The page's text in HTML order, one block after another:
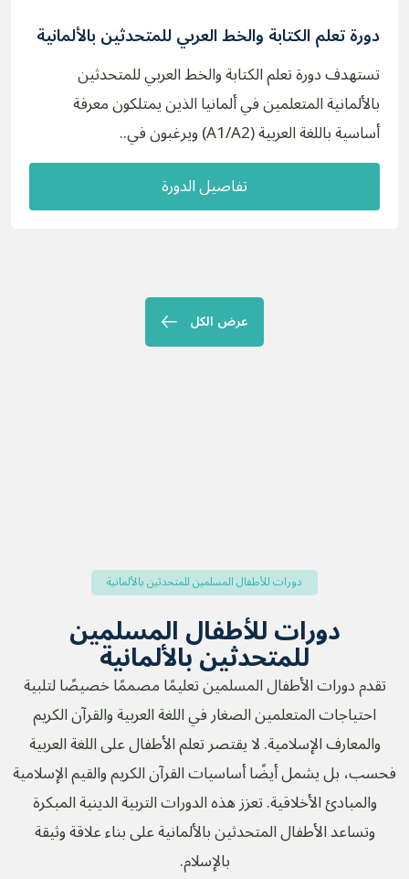
دورة تعلم الكتابة والخط العربي للمتحدثين بالألمانية
تستهدف دورة تعلم الكتابة والخط العربي للمتحدثين
بالألمانية المتعلمين في ألمانيا الذين يمتلكون معرفة
أساسية باللغة العربية (A1/A2) ويرغبون في..
تفاصيل الدورة
عرض الكل
دورات للأطفال المسلمين للمتحدثين بالألمانية
دورات للأطفال المسلمين
للمتحدثين بالألمانية
تقدم دورات الأطفال المسلمين تعليمًا مصممًا خصيصًا لتلبية
احتياجات المتعلمين الصغار في اللغة العربية والقرآن الكريم
والمعارف الإسلامية. لا يقتصر تعلم الأطفال على اللغة العربية
فحسب، بل يشمل أيضًا أساسيات القرآن الكريم والقيم الإسلامية
والمبادئ الأخلاقية. تعزز هذه الدورات التربية الدينية المبكرة
وتساعد الأطفال المتحدثين بالألمانية على بناء علاقة وثيقة
بالإسلام.